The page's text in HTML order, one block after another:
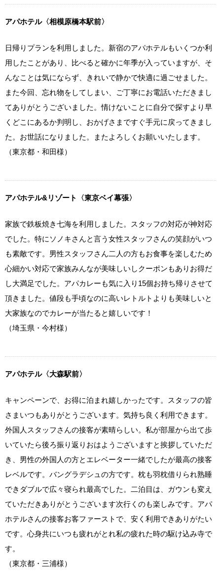
アパホテル〈相模原橋本駅前〉
日帰りプランを利用しました。新宿のアパホテルもいくつか利
用したことがあり、比べると確かに年季が入っていますが、そ
んなことは気にならず、きれいで静かで快適に過ごせました。
また今回、忘れ物をしてしまい、ご丁寧にお電話いただきまし
てありがとうございました。情けないことに自分で探すより早
くどこにあるか判明し、おかげさまですぐ手元に戻ってきまし
た。お世話になりました。またよろしくお願いいたします。
（東京都・和田様）
アパホテル&リゾート〈東京ベイ幕張〉
家族で鉄板焼き七海を利用しました。スタッフの対応が神対応
でした。特にソノキさんと言う女性スタッフさんの笑顔がいつ
も素敵です。男性スタッフさん二人の方もお食事を楽しむため
心細かい対応で家族みんなが美味しいしクーポンもありお得だ
し大満足でした。アパカレーも気に入り15個お持ち帰りさせて
頂きました。値段も手頃なのに高いレトルトよりも美味しいと
大家族なのでカレーが当たると嬉しいです！
（埼玉県・今村様）
アパホテル〈大森駅前〉
キャンペーンで、お得に泊まれ嬉しかったです。スタッフの皆
さまいつもありがとうございます。気持ち良く利用できます。
外国人スタッフさんの接客が素晴らしい。私が部屋から出て歩
いていたら後ろ振り返りおはようございますと挨拶していただ
き、男性の外国人の方とエレベーター一緒でしたが最高の接客
レベルです。バングラデシュの方です。枕も羽枕借りられ熟睡
できダブルで広々寝られ最高でした。二泊目は、ガウンも変え
ていただきありがとうございます次行くのも楽しみです。アパ
ホテルさんの接客お客ファーストで、安く利用できありがたい
です。心身共にいつも疲れがとれ私の疲れた時の駆け込み寺で
す。
（東京都・三浦様）